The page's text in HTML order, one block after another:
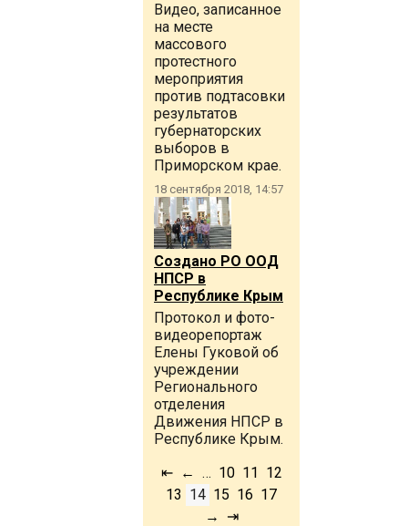
Видео, записанное
на месте
массового
протестного
мероприятия
против подтасовки
результатов
губернаторских
выборов в
Приморском крае.
18 сентября 2018, 14:57
Создано РО ООД
НПСР в
Республике Крым
Протокол и фото-
видеорепортаж
Елены Гуковой об
учреждении
Регионального
отделения
Движения НПСР в
Республике Крым.
⇤
← … 10 11 12
13 14 15 16 17
→
⇥